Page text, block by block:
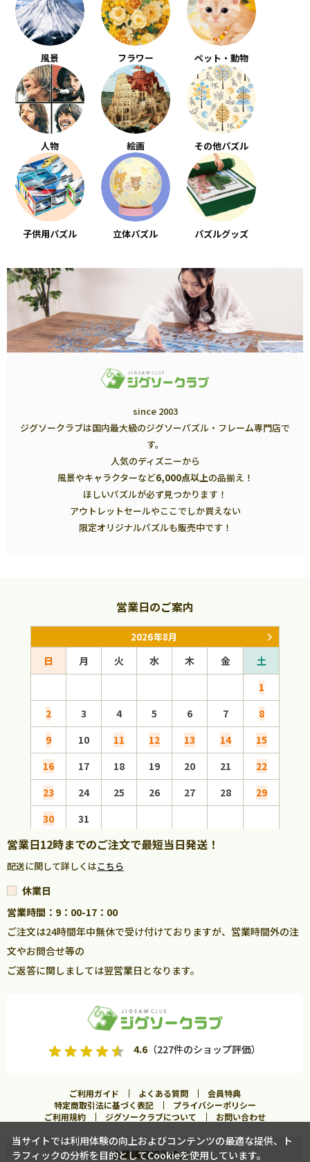
風景 フラワー ペット・動物
人物 絵画 その他パズル
子供用パズル 立体パズル パズルグッズ
since 2003
ジグソークラブは国内最大級のジグソーパズル・フレーム専門店で
す。
人気のディズニーから
風景やキャラクターなど6,000点以上の品揃え！
ほしいパズルが必ず見つかります！
アウトレットセールやここでしか買えない
限定オリジナルパズルも販売中です！
営業日のご案内
2026年8月
日 月 火 水 木 金
土
1
2
3 4 5 6 7
8
9
10 11 12 13 14
15
16
17 18 19 20 21
22
23
24 25 26 27 28
29
30
31
営業日12時までのご注文で最短当日発送！
配送に関して詳しくはこちら
休業日
営業時間：9：00-17：00
ご注文は24時間年中無休で受け付けておりますが、営業時間外の注
文やお問合せ等の
ご返答に関しましては翌営業日となります。
4.6（227件のショップ評価）
ご利用ガイド よくある質問
会員特典
特定商取引法に基づく表記
プライバシーポリシー
ご利用規約
ジグソークラブについて お問い合わせ
企業購買担当の方へ
当サイトでは利用体験の向上およびコンテンツの最適な提供、ト
ラフィックの分析を目的としてCookieを使用しています。